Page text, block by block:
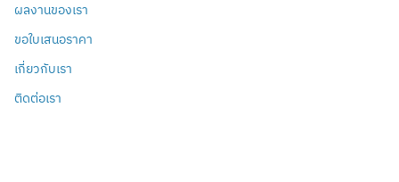
ผลงานของเรา
ขอใบเสนอราคา
เกี่ยวกับเรา
ติดต่อเรา